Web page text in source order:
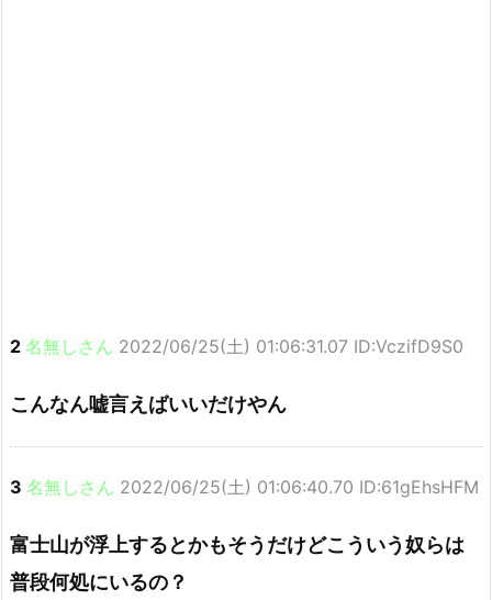
2 名無しさん 2022/06/25(土) 01:06:31.07 ID:VczifD9S0
こんなん嘘言えばいいだけやん
3 名無しさん 2022/06/25(土) 01:06:40.70 ID:61gEhsHFM
富士山が浮上するとかもそうだけどこういう奴らは
普段何処にいるの？